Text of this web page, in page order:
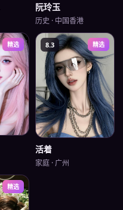
阮玲玉
历史 · 中国香港
精选 8.3 精选
活着
家庭· 广州
精选